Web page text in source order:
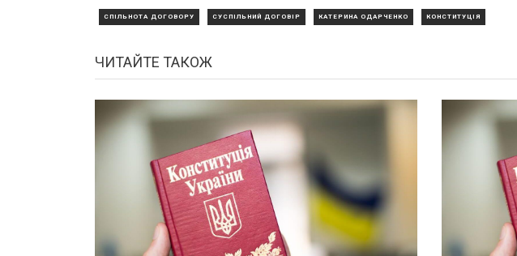
СПІЛЬНОТА ДОГОВОРУ СУСПІЛЬНИЙ ДОГОВІР КАТЕРИНА ОДАРЧЕНКО КОНСТИТУЦІЯ
ЧИТАЙТЕ ТАКОЖ